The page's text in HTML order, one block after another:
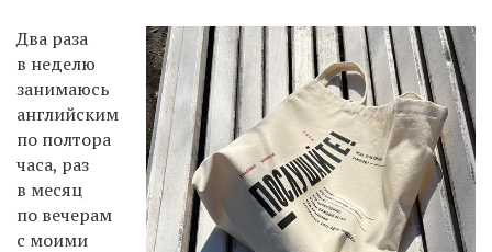
Два раза
в неделю
занимаюсь
английским
по полтора
часа, раз
в месяц
по вечерам
с моими